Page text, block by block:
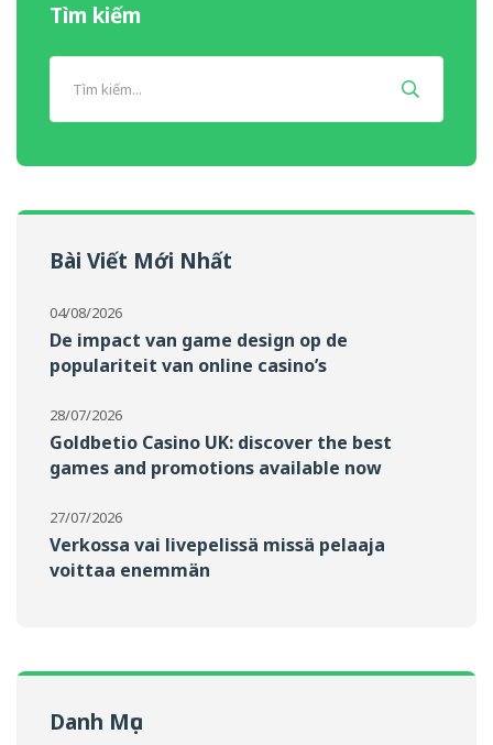
Tìm kiếm
Bài Viết Mới Nhất
04/08/2026
De impact van game design op de
populariteit van online casino’s
28/07/2026
Goldbetio Casino UK: discover the best
games and promotions available now
27/07/2026
Verkossa vai livepelissä missä pelaaja
voittaa enemmän
Danh Mục